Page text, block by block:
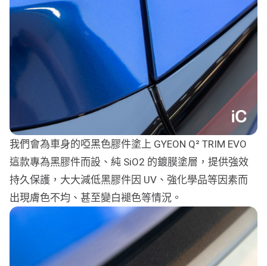
我們會為車身的啞黑色膠件塗上 GYEON Q² TRIM EVO
這款專為黑膠件而設、純 SiO2 的鍍膜塗層，提供強效
持久保護，大大減低黑膠件因 UV、強化學品等因素而
出現膚色不均、甚至變白褪色等情況。